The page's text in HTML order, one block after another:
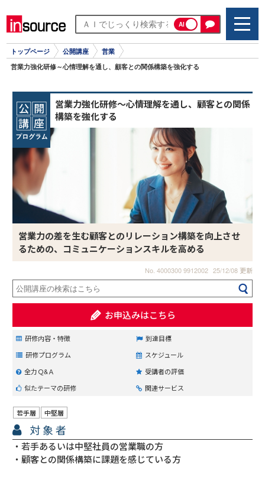
AI
トップページ 公開講座 営業
営業力強化研修～心情理解を通し、顧客との関係構築を強化する
営業力強化研修～心情理解を通し、顧客との関係
構築を強化する
営業力の差を生む顧客とのリレーション構築を向上させ
るための、コミュニケーションスキルを高める
No. 4000300 9912002 25/12/08 更新
お申込みはこちら
研修内容・特徴
到達目標
研修プログラム
スケジュール
全力Ｑ&Ａ
受講者の評価
似たテーマの研修
関連サービス
対象者
若手層 中堅層
若手あるいは中堅社員の営業職の方
顧客との関係構築に課題を感じている方